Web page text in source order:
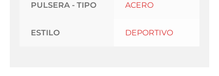
PULSERA - TIPO ACERO
ESTILO DEPORTIVO